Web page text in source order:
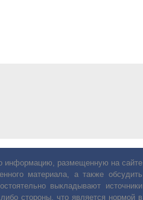
информацию, размещенную на сайте
материала, а также обсудить
выкладывают источники
стороны, что является нормой в